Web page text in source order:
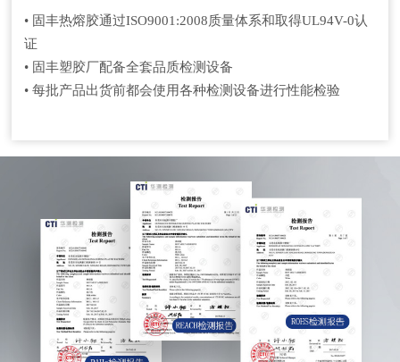
• 固丰热熔胶通过ISO9001:2008质量体系和取得UL94V-0认
证
• 固丰塑胶厂配备全套品质检测设备
• 每批产品出货前都会使用各种检测设备进行性能检验